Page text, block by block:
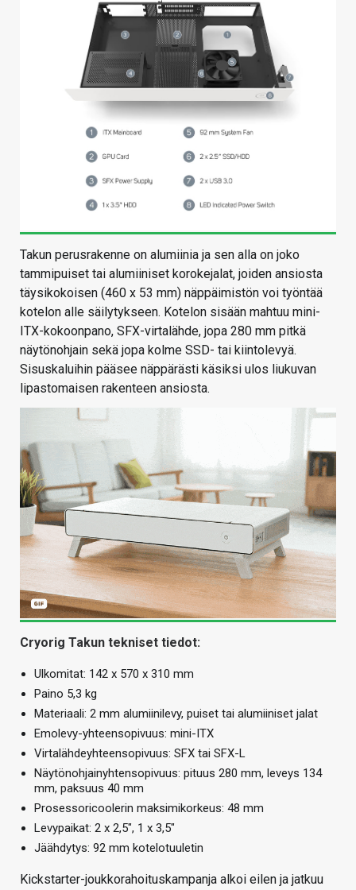
Takun perusrakenne on alumiinia ja sen alla on joko
tammipuiset tai alumiiniset korokejalat, joiden ansiosta
täysikokoisen (460 x 53 mm) näppäimistön voi työntää
kotelon alle säilytykseen. Kotelon sisään mahtuu mini-
ITX-kokoonpano, SFX-virtalähde, jopa 280 mm pitkä
näytönohjain sekä jopa kolme SSD- tai kiintolevyä.
Sisuskaluihin pääsee näppärästi käsiksi ulos liukuvan
lipastomaisen rakenteen ansiosta.
Cryorig Takun tekniset tiedot:
Ulkomitat: 142 x 570 x 310 mm
Paino 5,3 kg
Materiaali: 2 mm alumiinilevy, puiset tai alumiiniset jalat
Emolevy-yhteensopivuus: mini-ITX
Virtalähdeyhteensopivuus: SFX tai SFX-L
Näytönohjainyhtensopivuus: pituus 280 mm, leveys 134
mm, paksuus 40 mm
Prosessoricoolerin maksimikorkeus: 48 mm
Levypaikat: 2 x 2,5″, 1 x 3,5″
Jäähdytys: 92 mm kotelotuuletin
Kickstarter-joukkorahoituskampanja alkoi eilen ja jatkuu